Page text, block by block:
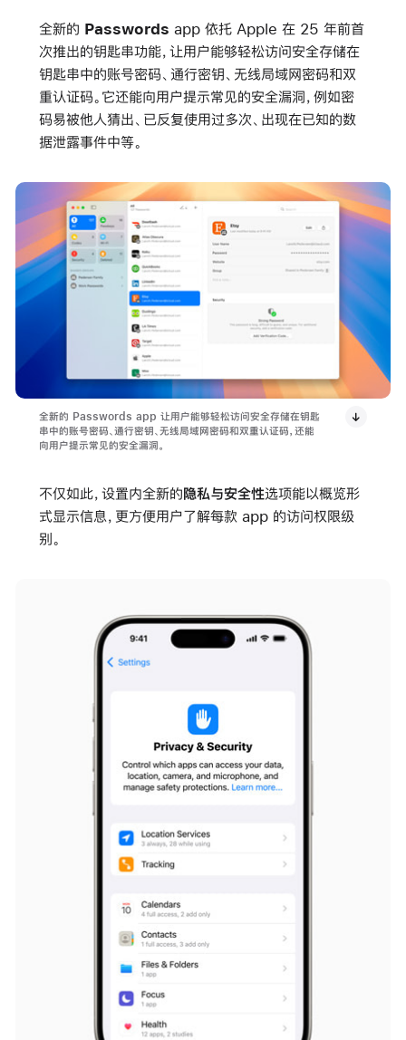
全新的 Passwords app 依托 Apple 在 25 年前首
次推出的钥匙串功能，让用户能够轻松访问安全存储在
钥匙串中的账号密码、通行密钥、无线局域网密码和双
重认证码。它还能向用户提示常见的安全漏洞，例如密
码易被他人猜出、已反复使用过多次、出现在已知的数
据泄露事件中等。
全新的 Passwords app 让用户能够轻松访问安全存储在钥匙
串中的账号密码、通行密钥、无线局域网密码和双重认证码，还能
向用户提示常见的安全漏洞。
不仅如此，设置内全新的隐私与安全性选项能以概览形
式显示信息，更方便用户了解每款 app 的访问权限级
别。